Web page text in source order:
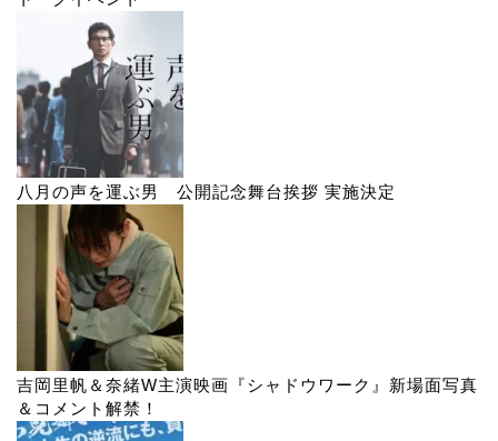
八月の声を運ぶ男 公開記念舞台挨拶 実施決定
吉岡里帆＆奈緒W主演映画『シャドウワーク』新場面写真
＆コメント解禁！